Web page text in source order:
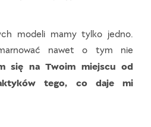
modeli mamy tylko jedno.
nawet o tym nie
się na Twoim miejscu od
tego, co daje mi